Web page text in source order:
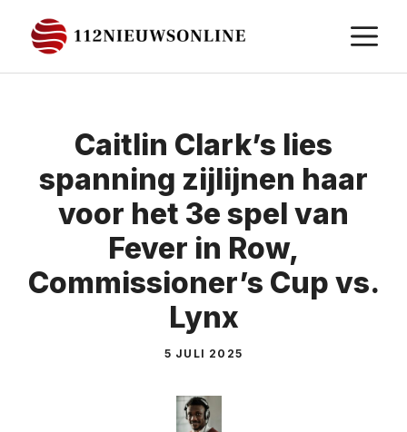
naar
de
Caitlin Clark’s lies
spanning zijlijnen haar
voor het 3e spel van
Fever in Row,
Commissioner’s Cup vs.
Lynx
5 JULI 2025